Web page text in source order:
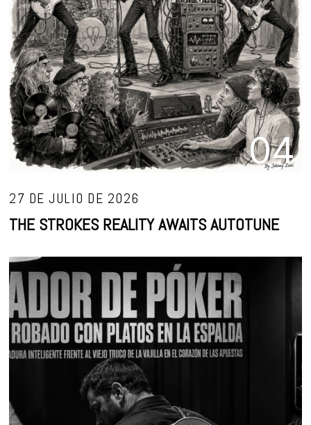
04
27 DE JULIO DE 2026
THE STROKES REALITY AWAITS AUTOTUNE